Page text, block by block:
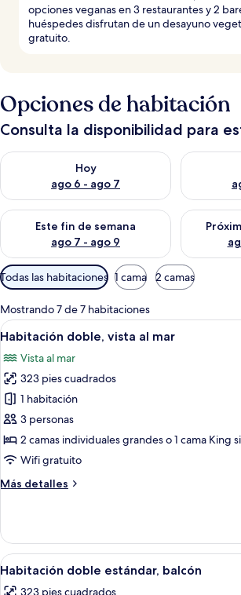
opciones veganas en 3 restaurantes y 2
huéspedes disfrutan de un desayuno
gratuito.
Opciones de habitación
Consulta la disponibilidad para
Hoy
ago 6 - ago 7
Consulta la disponibilidad para hoy ago 6 -
Consulta
Este fin de semana
ago 7 - ago 9
Consulta la disponibilidad para este fin
Consulta
Filtros
disponibles
para
las
habitaciones
Todas las habitaciones 1 cama 2 camas
Mostrando 7 de 7 habitaciones
Abrir
todas
las
fotos
de
Habitación
doble,
vista
mar
Habitación
5
Habitación doble, vista al mar
Vista al mar
323 pies cuadrados
1 habitación
3 personas
2 camas individuales grandes o 1 cama King
Wifi gratuito
Más detalles
Más
doble,
vista
al
Abrir
todas
Habitación
4
Habitación doble estándar, balcón
323 pies cuadrados